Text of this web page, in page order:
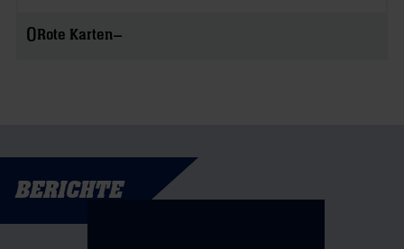
0Rote Karten–
BERICHTE